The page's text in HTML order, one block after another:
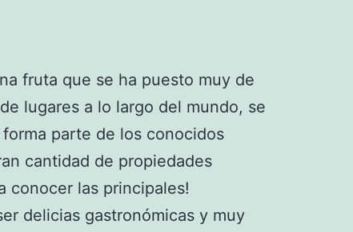
fruta que se ha puesto muy de
lugares a lo largo del mundo, se
parte de los conocidos
cantidad de propiedades
conocer las principales!
delicias gastronómicas y muy